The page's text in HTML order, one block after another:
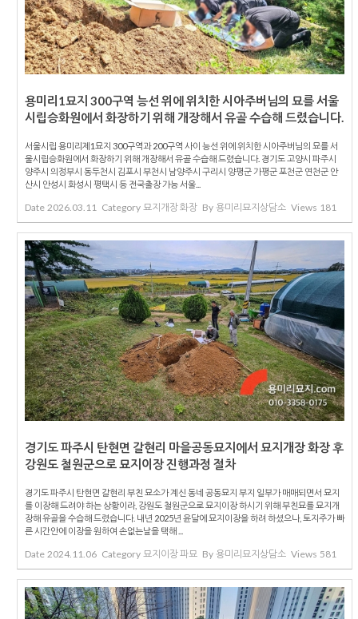
용미리1묘지 300구역 능선 위에 위치한 시아주버님의 묘를 서울
시립승화원에서 화장하기 위해 개장해서 유골 수습해 드렸습니다.
서울시립 용미리제1묘지 300구역과 200구역 사이 능선 위에 위치한 시아주버님의 묘를 서
울시립승화원에서 화장하기 위해 개장해서 유골 수습해 드렸습니다. 경기도 고양시 파주시
양주시 의정부시 동두천시 김포시 부천시 남양주시 구리시 양평군 가평군 포천군 연천군 안
산시 안성시 화성시 평택시 등 전국출장 가능 서울...
Date 2026.03.11 Category 묘지개장 화장 By 용미리묘지상담소 Views 181
경기도 파주시 탄현면 갈현리 마을공동묘지에서 묘지개장 화장 후
강원도 철원군으로 묘지이장 진행과정 절차
경기도 파주시 탄현면 갈현리 부친 묘소가 계신 동네 공동묘지 부지 일부가 매매되면서 묘지
를 이장해 드려야 하는 상황이라, 강원도 철원군으로 묘지이장 하시기 위해 부친묘를 묘지개
장해 유골을 수습해 드렸습니다. 내년 2025년 윤달에 묘지이장을 하려 하셨으나, 토지주가 빠
른 시간안에 이장을 원하여 손없는날을 택해 ...
Date 2024.11.06 Category 묘지이장 파묘 By 용미리묘지상담소 Views 581